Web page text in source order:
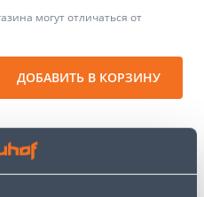
могут отличаться от
ДОБАВИТЬ В КОРЗИНУ